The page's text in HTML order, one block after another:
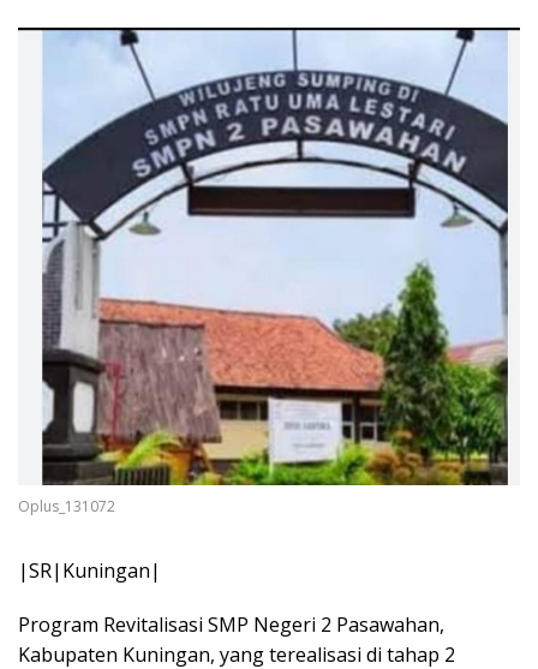
Oplus_131072
|SR|Kuningan|
Program Revitalisasi SMP Negeri 2 Pasawahan,
Kabupaten Kuningan, yang terealisasi di tahap 2